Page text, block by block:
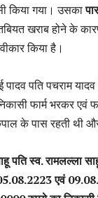
किया गया। उसका
खराब होने के
किया है।
पति पचराम
फार्म भरकर एवं
के पास रहती थी और
पति स्व. रामलल्ला
एवं